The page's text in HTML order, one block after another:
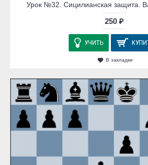
Урок №32. Сицилианская защита.
250 ₽
УЧИТЬ
В закладки